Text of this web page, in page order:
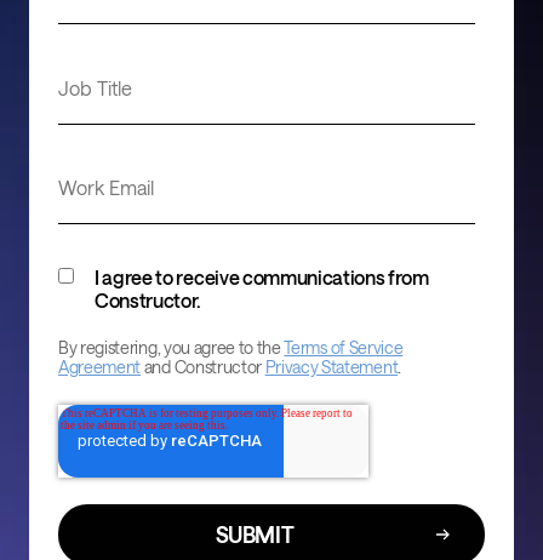
I agree to receive communications from
Constructor.
By registering, you agree to theTerms of Service
Agreementand Constructor Privacy Statement.